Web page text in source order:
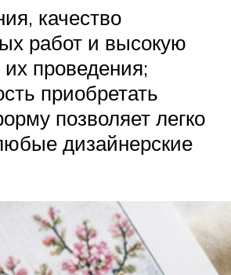
качество
работ и высокую
их проведения;
приобретать
позволяет легко
дизайнерские